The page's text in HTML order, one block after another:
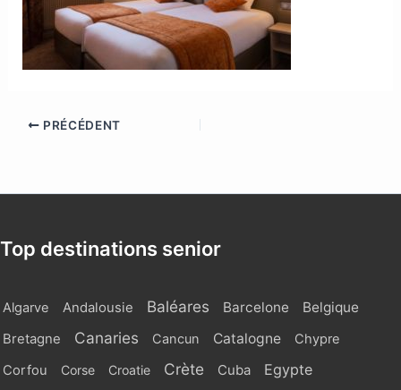
PRÉCÉDENT
Top destinations senior
Algarve Andalousie Baléares Barcelone Belgique
Bretagne Canaries Cancun Catalogne
Chypre
Corfou
Corse Croatie Crète Cuba Egypte